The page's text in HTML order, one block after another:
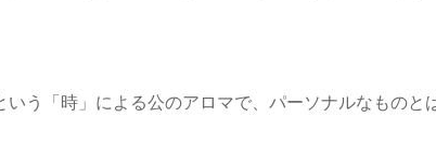
う「時」による公のアロマで、パーソナルなものと